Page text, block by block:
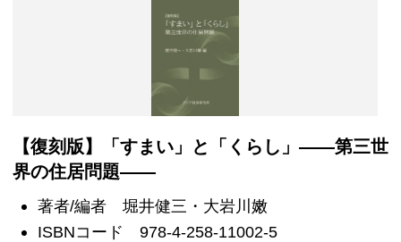
【復刻版】「すまい」と「くらし」――第三世
界の住居問題――
著者/編者 堀井健三・大岩川嫩
ISBNコード 978-4-258-11002-5